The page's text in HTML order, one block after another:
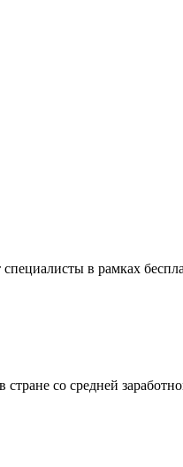
в рамках
со средней